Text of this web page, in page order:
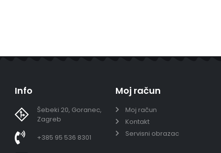
Info
Šebeki 20, Goranec,
Zagreb
+385 95 536 8301
Moj račun
Moj račun
Kontakt
Servisni obrazac